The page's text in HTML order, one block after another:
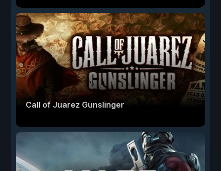
Call of Juarez Gunslinger